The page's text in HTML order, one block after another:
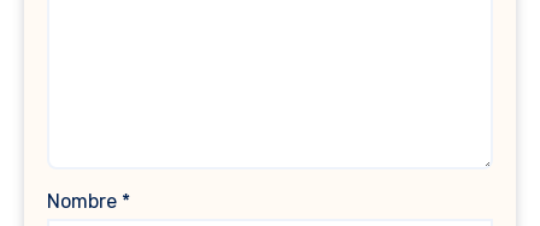
Nombre *